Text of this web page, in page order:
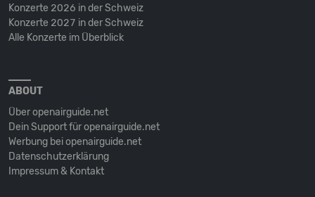
Konzerte 2026 in der Schweiz
Konzerte 2027 in der Schweiz
Alle Konzerte im Überblick
ABOUT
Über openairguide.net
Dein Support für openairguide.net
Werbung bei openairguide.net
Datenschutz­erklärung
Impressum & Kontakt